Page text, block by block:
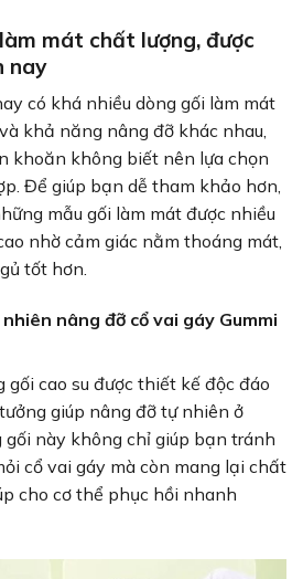
mát chất lượng, được
nay
có khá nhiều dòng gối làm mát
khả năng nâng đỡ khác nhau,
khoăn không biết nên lựa chọn
Để giúp bạn dễ tham khảo hơn,
mẫu gối làm mát được nhiều
nhờ cảm giác nằm thoáng mát,
tốt hơn.
nâng đỡ cổ vai gáy Gummi
gối cao su được thiết kế độc đáo
giúp nâng đỡ tự nhiên ở
gối này không chỉ giúp bạn tránh
cổ vai gáy mà còn mang lại chất
cho cơ thể phục hồi nhanh